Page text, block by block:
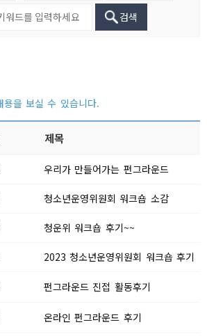
검색
제목
우리가 만들어가는 펀그라운드
청소년운영위원회 워크숍 소감
청운위 워크숍 후기~~
2023 청소년운영위원회 워크숍 후기
펀그라운드 진접 활동후기
온라인 펀그라운드 후기